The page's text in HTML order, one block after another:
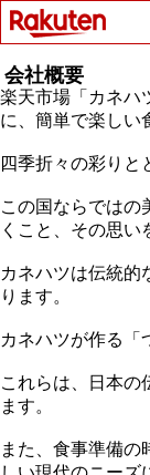
会社概要
楽天市場「カネハ
に、簡単で楽し
四季折々の彩りと
この国ならではの
くこと、その思い
カネハツは伝統的
ります。
カネハツが作る
これらは、日本の
ます。
また、食事準備の